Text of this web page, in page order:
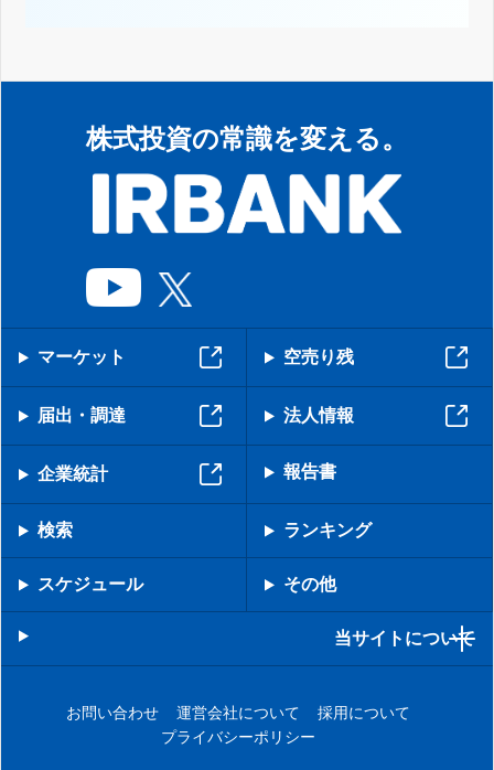
株式投資の常識を変える。
マーケット 空売り残
届出・調達 法人情報
企業統計 報告書
検索 ランキング
スケジュール その他
当サイトについて
お問い合わせ 運営会社について
採用について
プライバシーポリシー